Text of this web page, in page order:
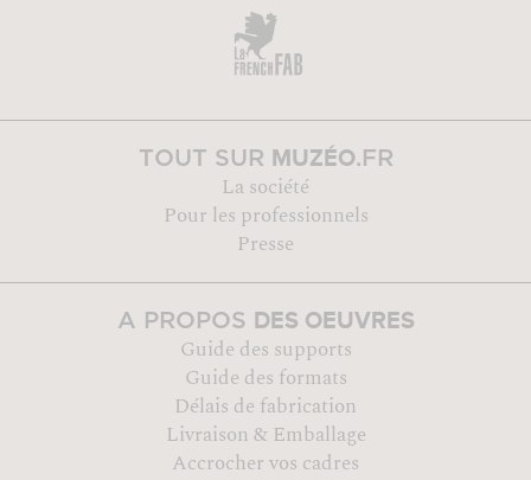
TOUT SUR MUZÉO.FR
La société
Pour les professionnels
Presse
A PROPOS DES OEUVRES
Guide des supports
Guide des formats
Délais de fabrication
Livraison & Emballage
Accrocher vos cadres